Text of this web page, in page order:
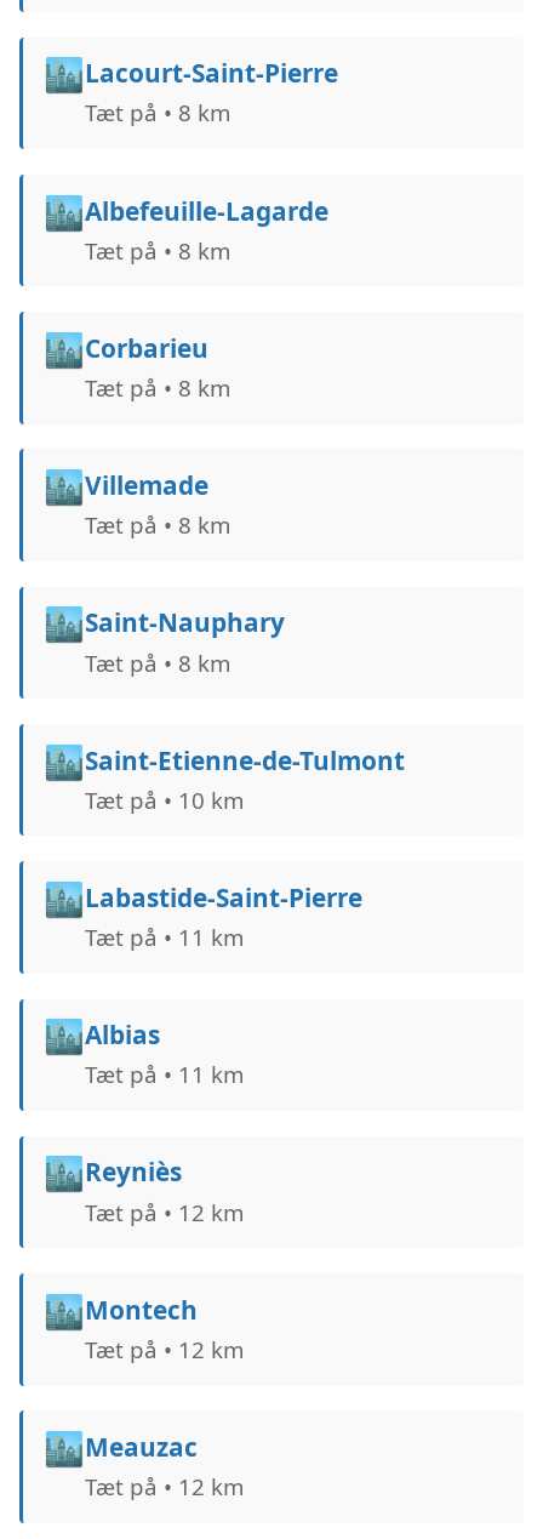
🏙️Lacourt-Saint-Pierre
Tæt på • 8 km
🏙️Albefeuille-Lagarde
Tæt på • 8 km
🏙️Corbarieu
Tæt på • 8 km
🏙️Villemade
Tæt på • 8 km
🏙️Saint-Nauphary
Tæt på • 8 km
🏙️Saint-Etienne-de-Tulmont
Tæt på • 10 km
🏙️Labastide-Saint-Pierre
Tæt på • 11 km
🏙️Albias
Tæt på • 11 km
🏙️Reyniès
Tæt på • 12 km
🏙️Montech
Tæt på • 12 km
🏙️Meauzac
Tæt på • 12 km